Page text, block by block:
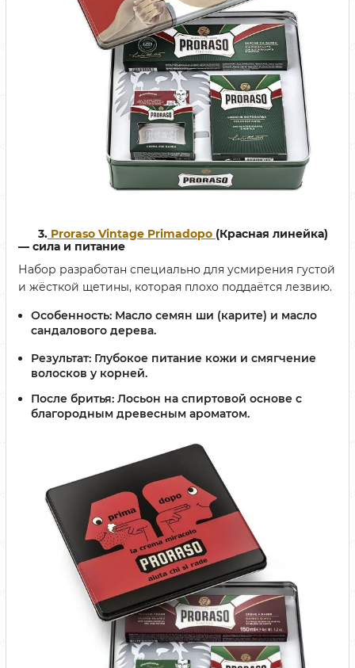
3. Proraso Vintage Primadopo (Красная линейка)
— сила и питание
Набор разработан специально для усмирения густой
и жёсткой щетины, которая плохо поддаётся лезвию.
Особенность: Масло семян ши (карите) и масло
сандалового дерева.
Результат: Глубокое питание кожи и смягчение
волосков у корней.
После бритья: Лосьон на спиртовой основе с
благородным древесным ароматом.